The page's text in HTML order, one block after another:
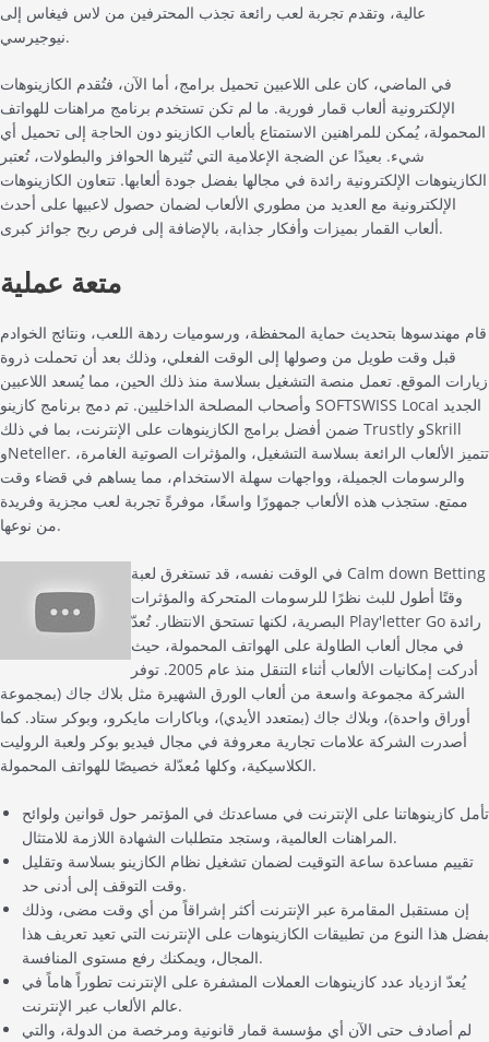
عالية، وتقدم تجربة لعب رائعة تجذب المحترفين من لاس فيغاس إلى
نيوجيرسي.
في الماضي، كان على اللاعبين تحميل برامج، أما الآن، فتُقدم الكازينوهات
الإلكترونية ألعاب قمار فورية. ما لم تكن تستخدم برنامج مراهنات للهواتف
المحمولة، يُمكن للمراهنين الاستمتاع بألعاب الكازينو دون الحاجة إلى تحميل أي
شيء. بعيدًا عن الضجة الإعلامية التي تُثيرها الحوافز والبطولات، تُعتبر
الكازينوهات الإلكترونية رائدة في مجالها بفضل جودة ألعابها. تتعاون الكازينوهات
الإلكترونية مع العديد من مطوري الألعاب لضمان حصول لاعبيها على أحدث
ألعاب القمار بميزات وأفكار جذابة، بالإضافة إلى فرص ربح جوائز كبرى.
متعة عملية
قام مهندسوها بتحديث حماية المحفظة، ورسوميات ردهة اللعب، ونتائج الخوادم
قبل وقت طويل من وصولها إلى الوقت الفعلي، وذلك بعد أن تحملت ذروة
زيارات الموقع. تعمل منصة التشغيل بسلاسة منذ ذلك الحين، مما يُسعد اللاعبين
وأصحاب المصلحة الداخليين. تم دمج برنامج كازينو SOFTSWISS Local الجديد
ضمن أفضل برامج الكازينوهات على الإنترنت، بما في ذلك Trustly وSkrill
وNeteller. تتميز الألعاب الرائعة بسلاسة التشغيل، والمؤثرات الصوتية الغامرة،
والرسومات الجميلة، وواجهات سهلة الاستخدام، مما يساهم في قضاء وقت
ممتع. ستجذب هذه الألعاب جمهورًا واسعًا، موفرةً تجربة لعب مجزية وفريدة
من نوعها.
في الوقت نفسه، قد تستغرق لعبة Calm down Betting
وقتًا أطول للبث نظرًا للرسومات المتحركة والمؤثرات
البصرية، لكنها تستحق الانتظار. تُعدّ Play'letter Go رائدة
في مجال ألعاب الطاولة على الهواتف المحمولة، حيث
أدركت إمكانيات الألعاب أثناء التنقل منذ عام 2005. توفر
الشركة مجموعة واسعة من ألعاب الورق الشهيرة مثل بلاك جاك (بمجموعة
أوراق واحدة)، وبلاك جاك (بمتعدد الأيدي)، وباكارات مايكرو، وبوكر ستاد. كما
أصدرت الشركة علامات تجارية معروفة في مجال فيديو بوكر ولعبة الروليت
الكلاسيكية، وكلها مُعدّلة خصيصًا للهواتف المحمولة.
تأمل كازينوهاتنا على الإنترنت في مساعدتك في المؤتمر حول قوانين ولوائح
المراهنات العالمية، وستجد متطلبات الشهادة اللازمة للامتثال.
تقييم مساعدة ساعة التوقيت لضمان تشغيل نظام الكازينو بسلاسة وتقليل
وقت التوقف إلى أدنى حد.
إن مستقبل المقامرة عبر الإنترنت أكثر إشراقاً من أي وقت مضى، وذلك
بفضل هذا النوع من تطبيقات الكازينوهات على الإنترنت التي تعيد تعريف هذا
المجال، ويمكنك رفع مستوى المنافسة.
يُعدّ ازدياد عدد كازينوهات العملات المشفرة على الإنترنت تطوراً هاماً في
عالم الألعاب عبر الإنترنت.
لم أصادف حتى الآن أي مؤسسة قمار قانونية ومرخصة من الدولة، والتي